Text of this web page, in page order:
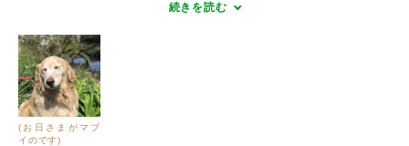
続きを読む
(お日さまがマブ
イのです)